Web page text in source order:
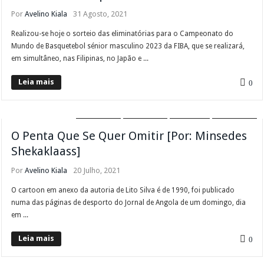
PorAvelino Kiala 31 Agosto, 2021
Realizou-se hoje o sorteio das eliminatórias para o Campeonato do
Mundo de Basquetebol sénior masculino 2023 da FIBA, que se realizará,
em simultâneo, nas Filipinas, no Japão e ...
Leia mais 0
O Penta Que Se Quer Omitir [Por: Minsedes
Shekaklaass]
PorAvelino Kiala 20 Julho, 2021
O cartoon em anexo da autoria de Lito Silva é de 1990, foi publicado
numa das páginas de desporto do Jornal de Angola de um domingo, dia
em ...
Leia mais 0